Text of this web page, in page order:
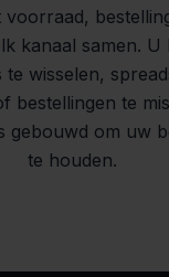
kanaal samen.
wisselen,
bestellingen te
gebouwd om uw
te houden.